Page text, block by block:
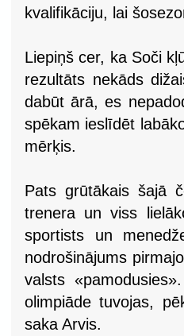
kvalifikāciju, lai
Liepiņš cer, ka Soči
rezultāts nekāds
dabūt ārā, es
spēkam ieslīdēt
mērķis.
Pats grūtākais šajā
trenera un viss
sportists un
nodrošinājums
valsts
olimpiāde tuvojas,
saka Arvis.